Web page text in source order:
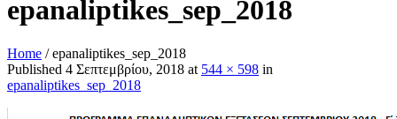
epanaliptikes_sep_2018
Home /epanaliptikes_sep_2018
Published 4 Σεπτεμβρίου, 2018 at 544 × 598 in
epanaliptikes_sep_2018